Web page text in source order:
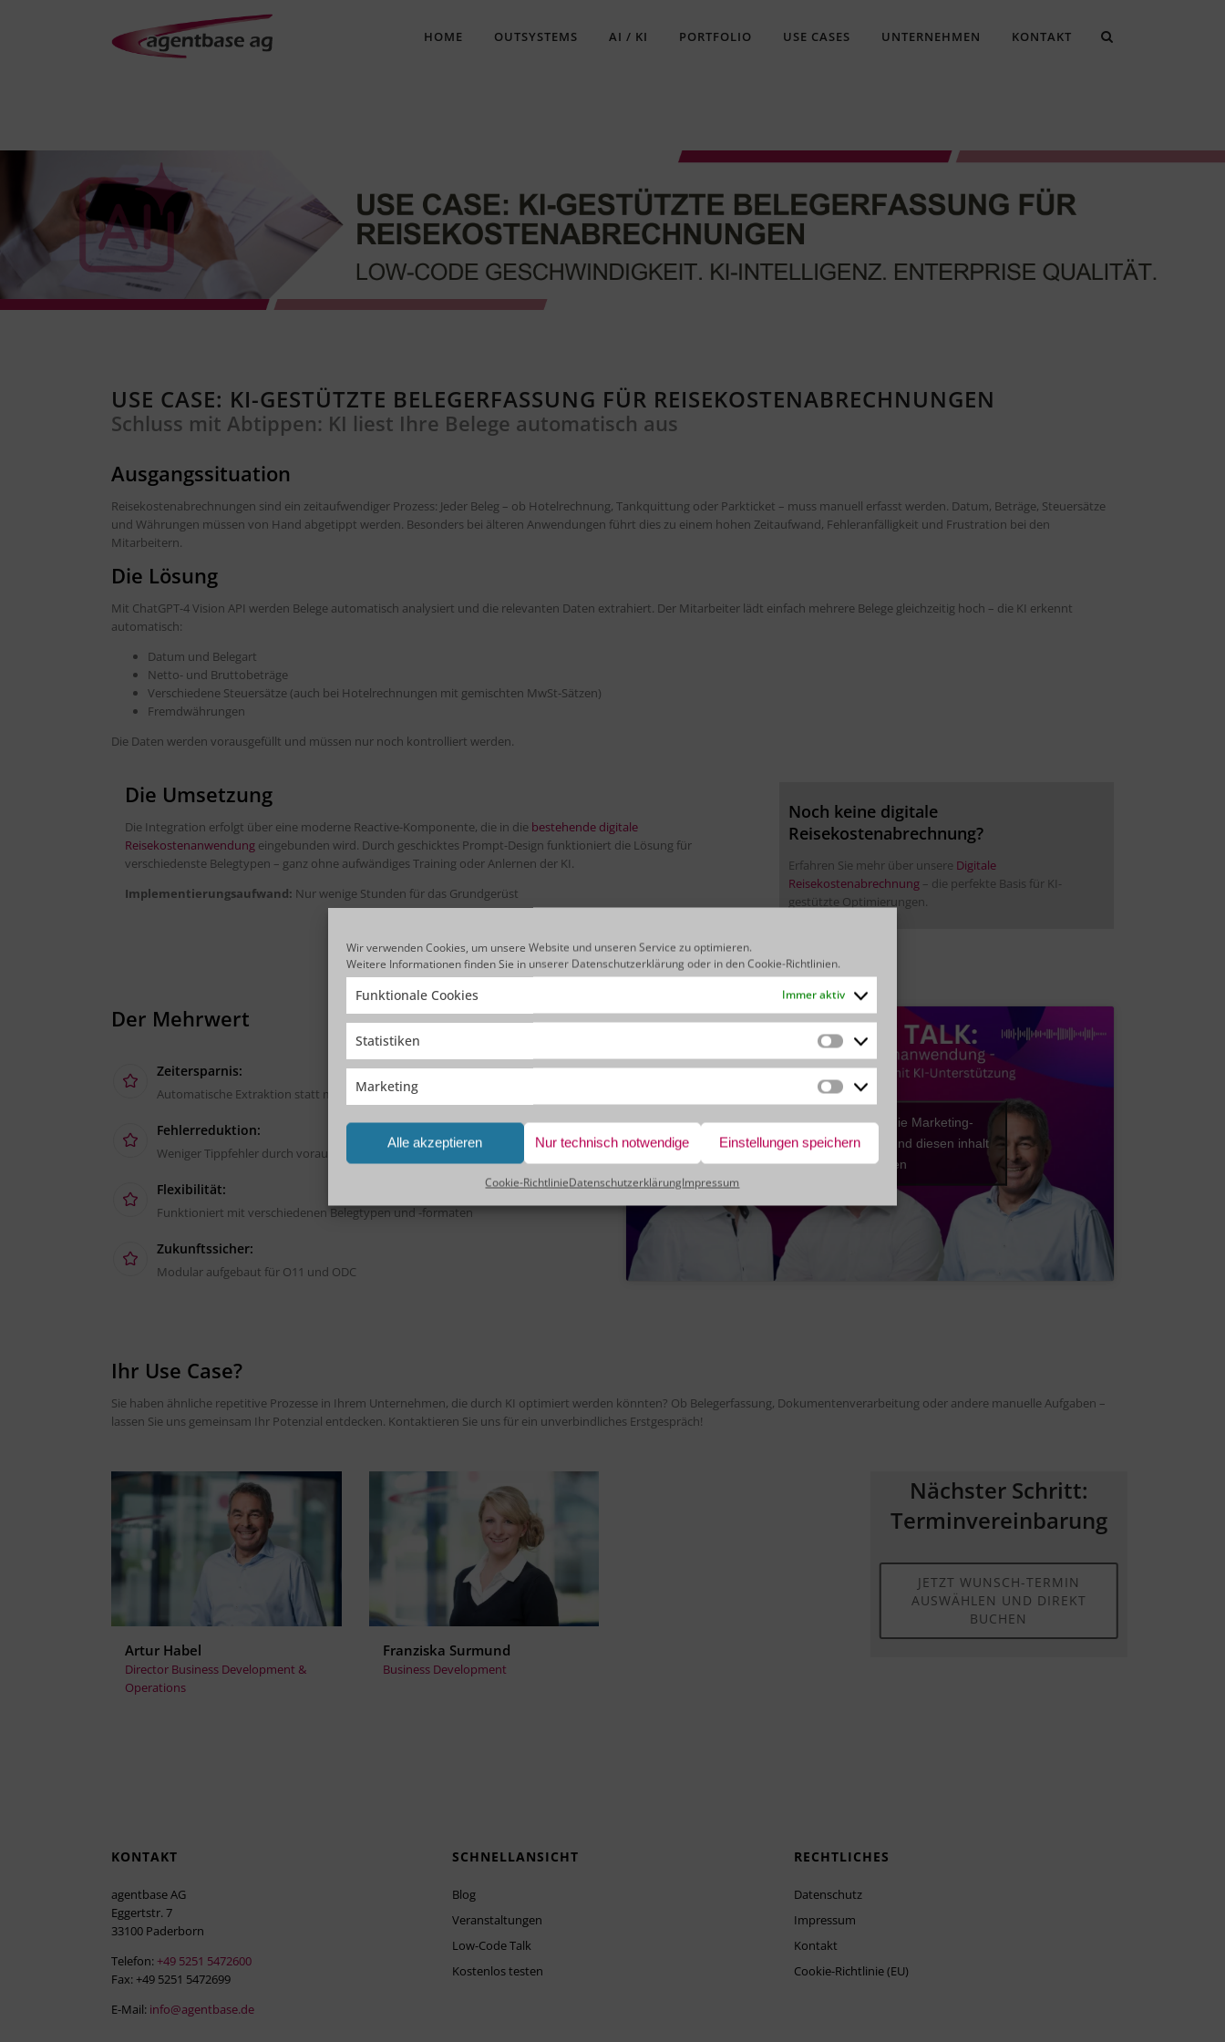
Wir verwenden Cookies, um unsere Website und unseren Service zu optimieren.
Weitere Informationen finden Sie in unserer Datenschutzerklärung oder in denCookie-Richtlinien.
Funktionale Cookies Immer aktiv
Statistiken Statistiken
Marketing Marketing
Alle akzeptieren Nur technisch notwendige Einstellungen speichern
Cookie-RichtlinieDatenschutzerklärungImpressum
HOME OUTSYSTEMS AI / KI PORTFOLIO USE CASES UNTERNEHMEN KONTAKT
USE CASE: KI-GESTÜTZTE BELEGERFASSUNG FÜR REISEKOSTENABRECHNUNGEN
Schluss mit Abtippen: KI liest Ihre Belege automatisch aus
Ausgangssituation
Reisekostenabrechnungen sind ein zeitaufwendiger Prozess: Jeder Beleg – ob Hotelrechnung, Tankquittung oder Parkticket – muss manuell erfasst werden. Datum, Beträge, Steuersätze
und Währungen müssen von Hand abgetippt werden. Besonders bei älteren Anwendungen führt dies zu einem hohen Zeitaufwand, Fehleranfälligkeit und Frustration bei den
Mitarbeitern.
Die Lösung
Mit ChatGPT-4 Vision API werden Belege automatisch analysiert und die relevanten Daten extrahiert. Der Mitarbeiter lädt einfach mehrere Belege gleichzeitig hoch – die KI erkennt
automatisch:
Datum und Belegart
Netto- und Bruttobeträge
Verschiedene Steuersätze (auch bei Hotelrechnungen mit gemischten MwSt-Sätzen)
Fremdwährungen
Die Daten werden vorausgefüllt und müssen nur noch kontrolliert werden.
Die Umsetzung
Die Integration erfolgt über eine moderne Reactive-Komponente, die in die bestehende digitale
Reisekostenanwendung eingebunden wird. Durch geschicktes Prompt-Design funktioniert die Lösung für
verschiedenste Belegtypen – ganz ohne aufwändiges Training oder Anlernen der KI.
Implementierungsaufwand: Nur wenige Stunden für das Grundgerüst
Noch keine digitale
Reisekostenabrechnung?
Erfahren Sie mehr über unsere Digitale
Reisekostenabrechnung – die perfekte Basis für KI-
gestützte Optimierungen.
Der Mehrwert
Zeitersparnis:
Automatische Extraktion statt manueller Eingabe
Fehlerreduktion:
Weniger Tippfehler durch vorausgefüllte Felder
Flexibilität:
Funktioniert mit verschiedenen Belegtypen und -formaten
Zukunftssicher:
Modular aufgebaut für O11 und ODC
Bitte hier klicken, um die Marketing-
Cookies zu akzeptieren und diesen inhalt
zu aktivieren
Ihr Use Case?
Sie haben ähnliche repetitive Prozesse in Ihrem Unternehmen, die durch KI optimiert werden könnten? Ob Belegerfassung, Dokumentenverarbeitung oder andere manuelle Aufgaben –
lassen Sie uns gemeinsam Ihr Potenzial entdecken. Kontaktieren Sie uns für ein unverbindliches Erstgespräch!
Artur Habel
Director Business Development &
Operations
Franziska Surmund
Business Development
Nächster Schritt:
Terminvereinbarung
JETZT WUNSCH-TERMIN
AUSWÄHLEN UND DIREKT
BUCHEN
KONTAKT
agentbase AG
Eggertstr. 7
33100 Paderborn
Telefon: +49 5251 5472600
Fax: +49 5251 5472699
E-Mail: info@agentbase.de
SCHNELLANSICHT
Blog
Veranstaltungen
Low-Code Talk
Kostenlos testen
RECHTLICHES
Datenschutz
Impressum
Kontakt
Cookie-Richtlinie (EU)